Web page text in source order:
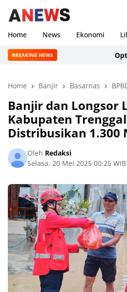
Home News Ekonomi
BREAKING NEWS
Home Banjir Basarnas
Banjir dan Longsor
Kabupaten
Distribusikan 1.300
Oleh Redaksi
Selasa, 20 Mei 2025 00:25 WIB